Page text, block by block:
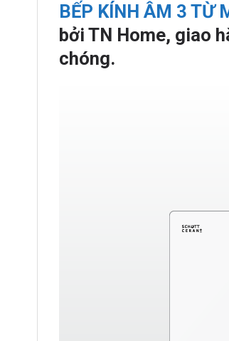
BẾP KÍNH ÂM 3 TỪ
bởi TN Home, giao
chóng.